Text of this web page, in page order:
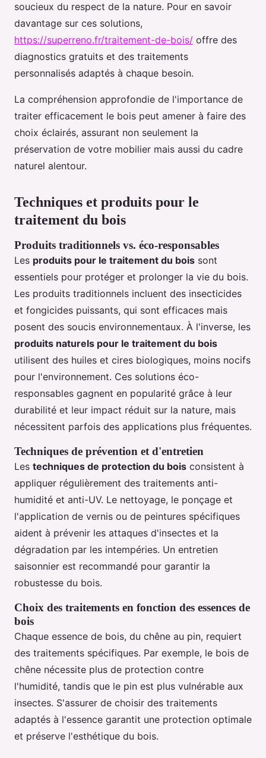
soucieux du respect de la nature. Pour en savoir
davantage sur ces solutions,
https://superreno.fr/traitement-de-bois/ offre des
diagnostics gratuits et des traitements
personnalisés adaptés à chaque besoin.
La compréhension approfondie de l'importance de
traiter efficacement le bois peut amener à faire des
choix éclairés, assurant non seulement la
préservation de votre mobilier mais aussi du cadre
naturel alentour.
Techniques et produits pour le
traitement du bois
Produits traditionnels vs. éco-responsables
Les produits pour le traitement du bois sont
essentiels pour protéger et prolonger la vie du bois.
Les produits traditionnels incluent des insecticides
et fongicides puissants, qui sont efficaces mais
posent des soucis environnementaux. À l'inverse, les
produits naturels pour le traitement du bois
utilisent des huiles et cires biologiques, moins nocifs
pour l'environnement. Ces solutions éco-
responsables gagnent en popularité grâce à leur
durabilité et leur impact réduit sur la nature, mais
nécessitent parfois des applications plus fréquentes.
Techniques de prévention et d'entretien
Les techniques de protection du bois consistent à
appliquer régulièrement des traitements anti-
humidité et anti-UV. Le nettoyage, le ponçage et
l'application de vernis ou de peintures spécifiques
aident à prévenir les attaques d'insectes et la
dégradation par les intempéries. Un entretien
saisonnier est recommandé pour garantir la
robustesse du bois.
Choix des traitements en fonction des essences de
bois
Chaque essence de bois, du chêne au pin, requiert
des traitements spécifiques. Par exemple, le bois de
chêne nécessite plus de protection contre
l'humidité, tandis que le pin est plus vulnérable aux
insectes. S'assurer de choisir des traitements
adaptés à l'essence garantit une protection optimale
et préserve l'esthétique du bois.